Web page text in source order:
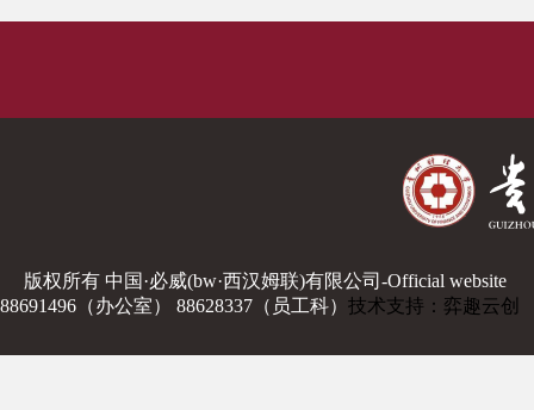
版权所有 中国·必威(bw·西汉姆联)有限公司-Official website
88691496（办公室） 88628337（员工科） 技术支持：弈趣云创